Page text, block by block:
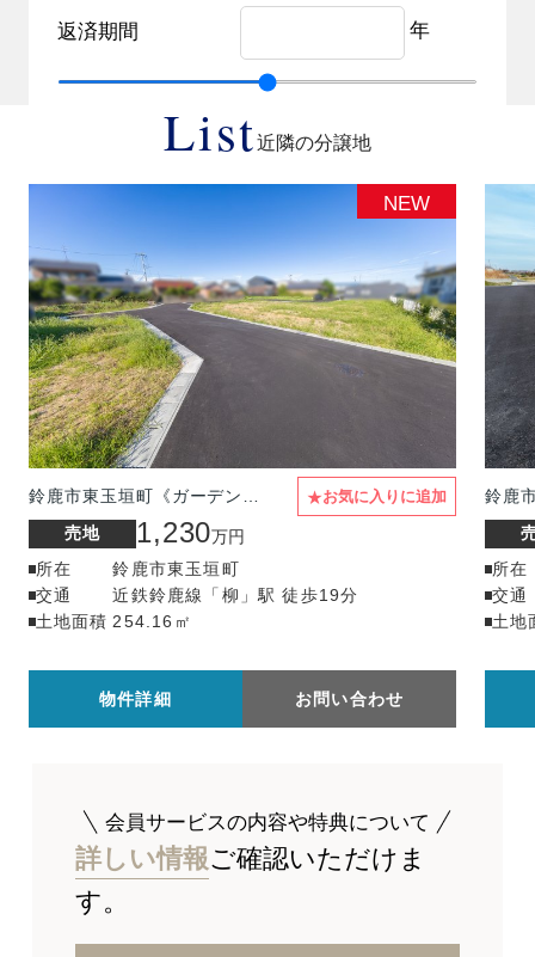
返済期間 年
List近隣の分譲地
NEW
鈴鹿市東玉垣町《ガーデンヒルズ東玉垣Ⅲ 全6区画》 ★お気に入りに追加
売地 1,230万円
所在
鈴鹿市東玉垣町
交通
近鉄鈴鹿線「柳」駅 徒歩19分
土地面積 254.16㎡
物件詳細 お問い合わせ
鈴鹿
所在
交通
土地
会員サービスの内容や特典について
詳しい情報ご確認いただけま
す。